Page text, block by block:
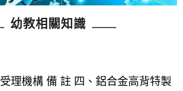
幼教相關知識
理機構 備 註 四、鋁合金高背特製